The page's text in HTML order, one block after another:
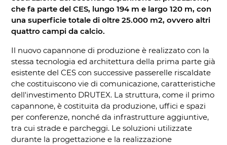
che fa parte del CES, lungo 194 m e largo 120 m, con
una superficie totale di oltre 25.000 m2, ovvero altri
quattro campi da calcio.
Il nuovo capannone di produzione è realizzato con la
stessa tecnologia ed architettura della prima parte già
esistente del CES con successive passerelle riscaldate
che costituiscono vie di comunicazione, caratteristiche
dell'investimento DRUTEX. La struttura, come il primo
capannone, è costituita da produzione, uffici e spazi
per conferenze, nonché da infrastrutture aggiuntive,
tra cui strade e parcheggi. Le soluzioni utilizzate
durante la progettazione e la realizzazione